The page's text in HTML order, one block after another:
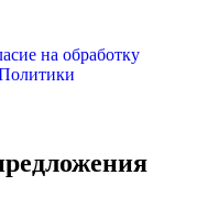
на обработку